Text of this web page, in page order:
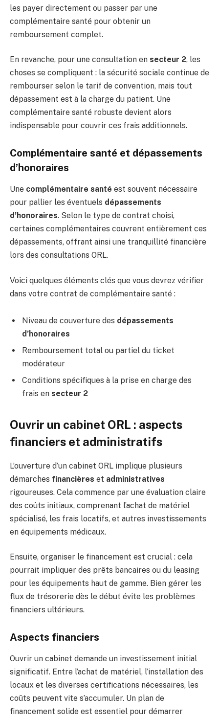
les payer directement ou passer par une
complémentaire santé pour obtenir un
remboursement complet.
En revanche, pour une consultation en secteur 2, les
choses se compliquent : la sécurité sociale continue de
rembourser selon le tarif de convention, mais tout
dépassement est à la charge du patient. Une
complémentaire santé robuste devient alors
indispensable pour couvrir ces frais additionnels.
Complémentaire santé et dépassements
d’honoraires
Une complémentaire santé est souvent nécessaire
pour pallier les éventuels dépassements
d’honoraires. Selon le type de contrat choisi,
certaines complémentaires couvrent entièrement ces
dépassements, offrant ainsi une tranquillité financière
lors des consultations ORL.
Voici quelques éléments clés que vous devrez vérifier
dans votre contrat de complémentaire santé :
Niveau de couverture des dépassements
d’honoraires
Remboursement total ou partiel du ticket
modérateur
Conditions spécifiques à la prise en charge des
frais en secteur 2
Ouvrir un cabinet ORL : aspects
financiers et administratifs
L’ouverture d’un cabinet ORL implique plusieurs
démarches financières et administratives
rigoureuses. Cela commence par une évaluation claire
des coûts initiaux, comprenant l’achat de matériel
spécialisé, les frais locatifs, et autres investissements
en équipements médicaux.
Ensuite, organiser le financement est crucial : cela
pourrait impliquer des prêts bancaires ou du leasing
pour les équipements haut de gamme. Bien gérer les
flux de trésorerie dès le début évite les problèmes
financiers ultérieurs.
Aspects financiers
Ouvrir un cabinet demande un investissement initial
significatif. Entre l’achat de matériel, l’installation des
locaux et les diverses certifications nécessaires, les
coûts peuvent vite s’accumuler. Un plan de
financement solide est essentiel pour démarrer